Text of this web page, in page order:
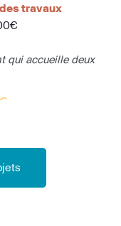
travaux
qui accueille deux